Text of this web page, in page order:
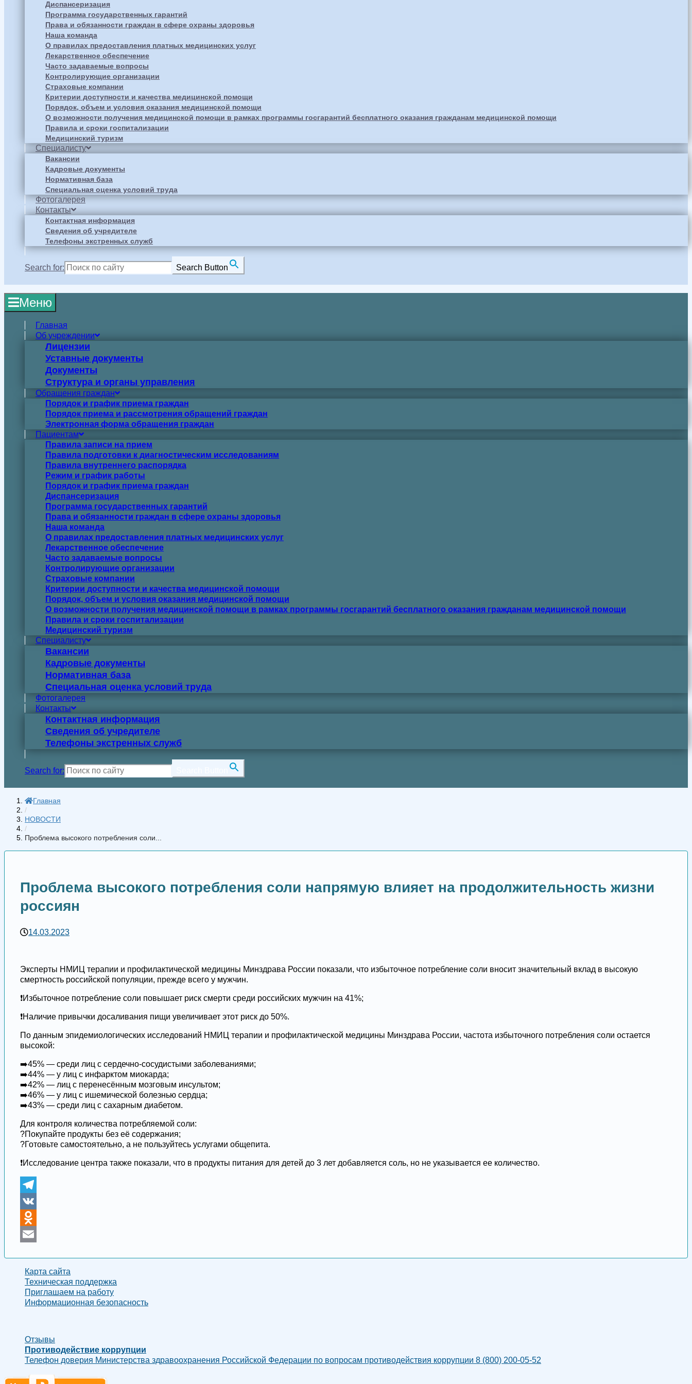
Диспансеризация
Программа государственных гарантий
Права и обязанности граждан в сфере охраны здоровья
Наша команда
О правилах предоставления платных медицинских услуг
Лекарственное обеспечение
Часто задаваемые вопросы
Контролирующие организации
Страховые компании
Критерии доступности и качества медицинской помощи
Порядок, объем и условия оказания медицинской помощи
О возможности получения медицинской помощи в рамках программы госгарантий бесплатного оказания гражданам медицинской помощи
Правила и сроки госпитализации
Медицинский туризм
Специалисту
Вакансии
Кадровые документы
Нормативная база
Специальная оценка условий труда
Фотогалерея
Контакты
Контактная информация
Сведения об учредителе
Телефоны экстренных служб
Search for: Search Button
Меню
Главная
Об учреждении
Лицензии
Уставные документы
Документы
Структура и органы управления
Обращения граждан
Порядок и график приема граждан
Порядок приема и рассмотрения обращений граждан
Электронная форма обращения граждан
Пациентам
Правила записи на прием
Правила подготовки к диагностическим исследованиям
Правила внутреннего распорядка
Режим и график работы
Порядок и график приема граждан
Диспансеризация
Программа государственных гарантий
Права и обязанности граждан в сфере охраны здоровья
Наша команда
О правилах предоставления платных медицинских услуг
Лекарственное обеспечение
Часто задаваемые вопросы
Контролирующие организации
Страховые компании
Критерии доступности и качества медицинской помощи
Порядок, объем и условия оказания медицинской помощи
О возможности получения медицинской помощи в рамках программы госгарантий бесплатного оказания гражданам медицинской помощи
Правила и сроки госпитализации
Медицинский туризм
Специалисту
Вакансии
Кадровые документы
Нормативная база
Специальная оценка условий труда
Фотогалерея
Контакты
Контактная информация
Сведения об учредителе
Телефоны экстренных служб
Search for:
Главная
/
НОВОСТИ
/
Проблема высокого потребления соли...
Проблема высокого потребления соли напрямую влияет на продолжительность жизни
россиян
14.03.2023
Эксперты НМИЦ терапии и профилактической медицины Минздрава России показали, что избыточное потребление соли вносит значительный вклад в высокую
смертность российской популяции, прежде всего у мужчин.
❗️Избыточное потребление соли повышает риск смерти среди российских мужчин на 41%;
❗️Наличие привычки досаливания пищи увеличивает этот риск до 50%.
По данным эпидемиологических исследований НМИЦ терапии и профилактической медицины Минздрава России, частота избыточного потребления соли остается
высокой:
➡️45% — среди лиц с сердечно-сосудистыми заболеваниями;
➡️44% — у лиц с инфарктом миокарда;
➡️42% — лиц с перенесённым мозговым инсультом;
➡️46% — у лиц с ишемической болезнью сердца;
➡️43% — среди лиц с сахарным диабетом.
Для контроля количества потребляемой соли:
?Покупайте продукты без её содержания;
?Готовьте самостоятельно, а не пользуйтесь услугами общепита.
❗️Исследование центра также показали, что в продукты питания для детей до 3 лет добавляется соль, но не указывается ее количество.
Telegram
VK
Odnoklassniki
Карта сайта
Техническая поддержка
Приглашаем на работу
Информационная безопасность
Отзывы
Противодействие коррупции
Телефон доверия Министерства здравоохранения Российской Федерации по вопросам противодействия коррупции 8 (800) 200-05-52